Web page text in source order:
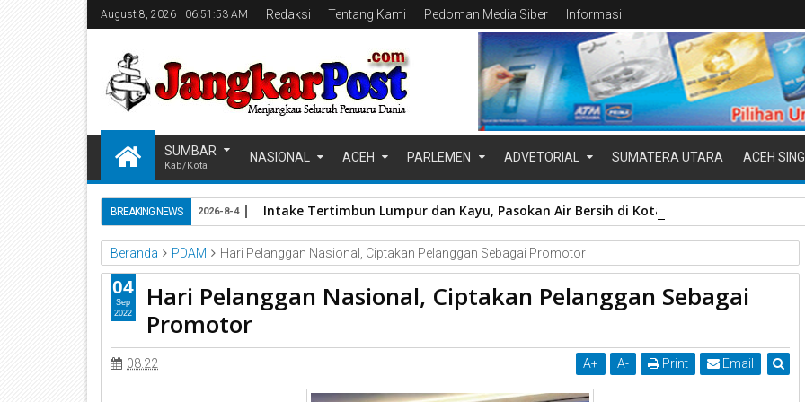
August 8, 2026 06:51:53 AM Redaksi Tentang Kami Pedoman Media Siber Informasi
SUMBAR
Kab/Kota
NASIONAL ACEH PARLEMEN ADVETORIAL SUMATERA UTARA ACEH
BREAKING NEWS Intake Tertimbun Lumpur dan Kayu, Pasokan Air Bersih di Kota Padang Terganggu
2026-8-4
Beranda PDAM Hari Pelanggan Nasional, Ciptakan Pelanggan Sebagai Promotor
Hari Pelanggan Nasional, Ciptakan Pelanggan Sebagai
Promotor
08.22 A+ A- Print Email
04
Sep
2022